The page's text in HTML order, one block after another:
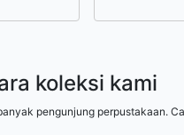
koleksi kami
pengunjung perpustakaan.